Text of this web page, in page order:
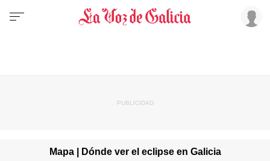
Mapa | Dónde ver el eclipse en Galicia